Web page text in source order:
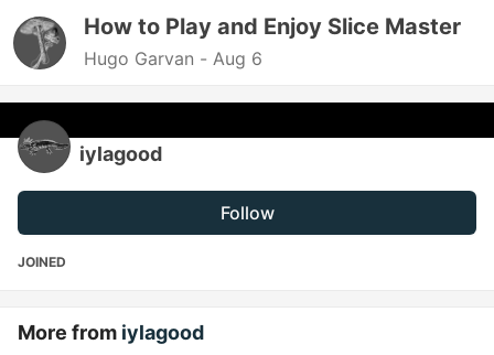
How to Play and Enjoy Slice Master
Hugo Garvan - Aug 6
iylagood
Follow
JOINED
More from iylagood